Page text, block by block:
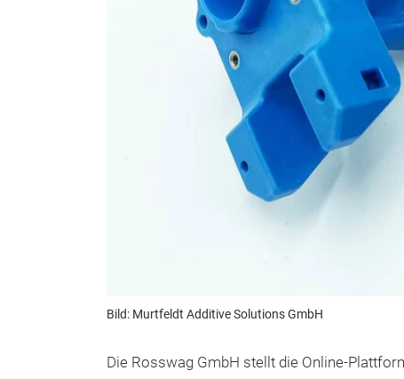
Bild: Murtfeldt Additive Solutions GmbH
Die Rosswag GmbH stellt die Online-